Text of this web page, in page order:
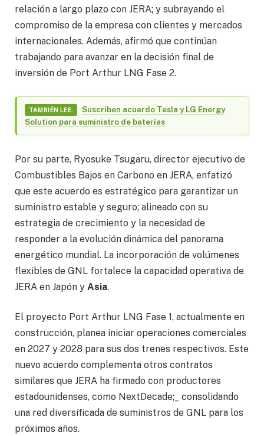
relación a largo plazo con JERA; y subrayando el
compromiso de la empresa con clientes y mercados
internacionales. Además, afirmó que continúan
trabajando para avanzar en la decisión final de
inversión de Port Arthur LNG Fase 2.
TAMBIÉN LEE.
Suscriben acuerdo Tesla y LG Energy
Solution para suministro de baterías
Por su parte, Ryosuke Tsugaru, director ejecutivo de
Combustibles Bajos en Carbono en JERA, enfatizó
que este acuerdo es estratégico para garantizar un
suministro estable y seguro; alineado con su
estrategia de crecimiento y la necesidad de
responder a la evolución dinámica del panorama
energético mundial. La incorporación de volúmenes
flexibles de GNL fortalece la capacidad operativa de
JERA en Japón y Asia.
El proyecto Port Arthur LNG Fase 1, actualmente en
construcción, planea iniciar operaciones comerciales
en 2027 y 2028 para sus dos trenes respectivos. Este
nuevo acuerdo complementa otros contratos
similares que JERA ha firmado con productores
estadounidenses, como NextDecade;_ consolidando
una red diversificada de suministros de GNL para los
próximos años.